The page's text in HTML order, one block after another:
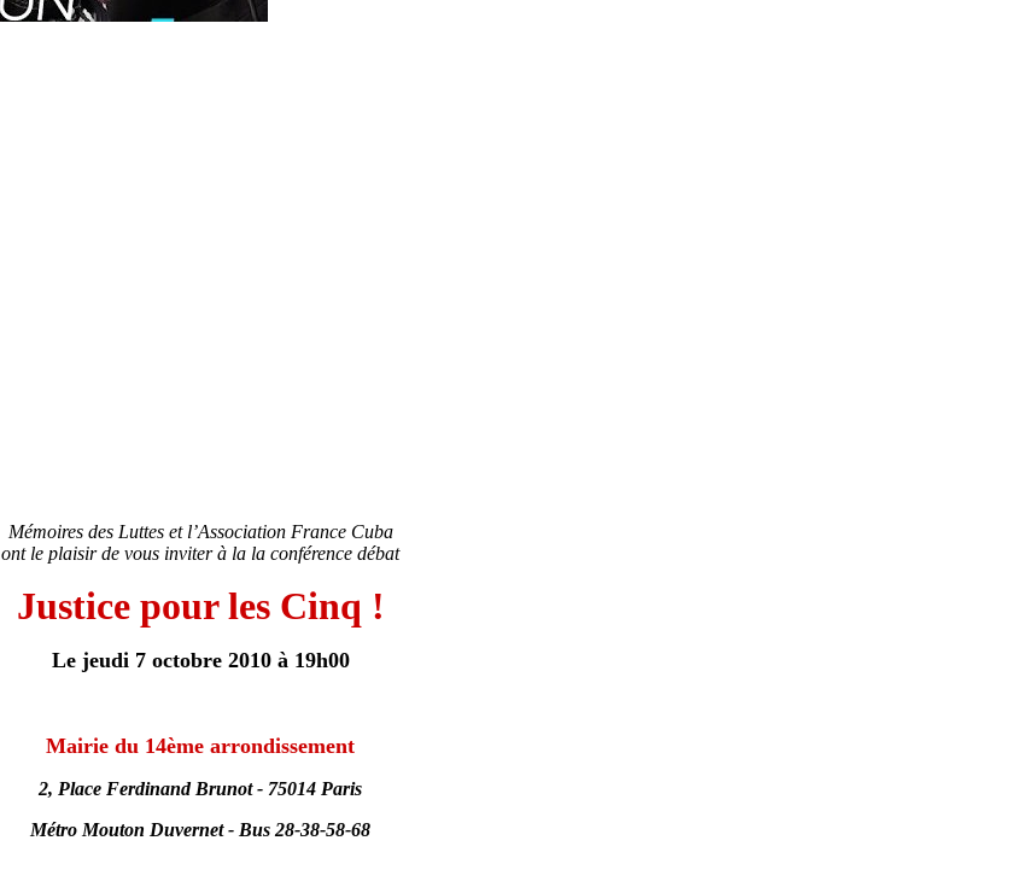
Mémoires des Luttes et l’Association France Cuba
ont le plaisir de vous inviter à la la conférence débat
Justice pour les Cinq !
Le jeudi 7 octobre 2010 à 19h00
Mairie du 14ème arrondissement
2, Place Ferdinand Brunot - 75014 Paris
Métro Mouton Duvernet - Bus 28-38-58-68